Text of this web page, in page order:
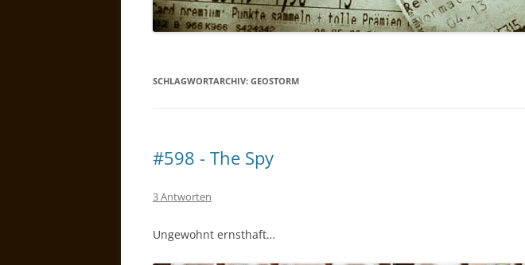
SCHLAGWORTARCHIV: GEOSTORM
#598 - The Spy
3 Antworten
Ungewohnt ernsthaft…